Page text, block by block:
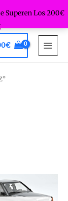
Superen Los 200€
€